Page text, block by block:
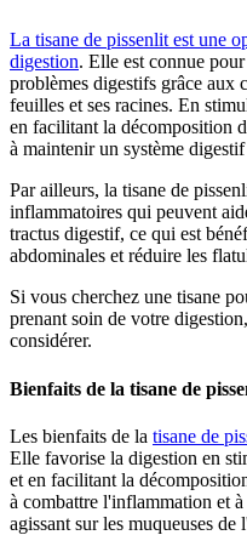
La tisane de pissenlit est une
digestion. Elle est connue
problèmes digestifs grâce aux
feuilles et ses racines. En
en facilitant la décomposition
à maintenir un système digestif
Par ailleurs, la tisane de
inflammatoires qui peuvent
tractus digestif, ce qui est
abdominales et réduire les
Si vous cherchez une tisane
prenant soin de votre
considérer.
Bienfaits de la tisane de
Les bienfaits de la tisane de
Elle favorise la digestion en
et en facilitant la
à combattre l'inflammation et
agissant sur les muqueuses